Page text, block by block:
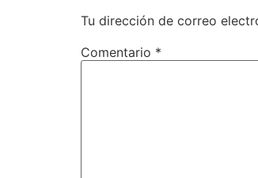
Tu dirección de correo
Comentario *